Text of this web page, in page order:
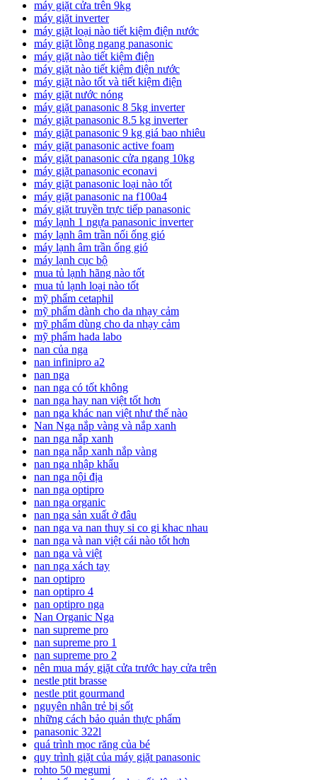
máy giặt cửa trên 9kg
máy giặt inverter
máy giặt loại nào tiết kiệm điện nước
máy giặt lồng ngang panasonic
máy giặt nào tiết kiệm điện
máy giặt nào tiết kiệm điện nước
máy giặt nào tốt và tiết kiệm điện
máy giặt nước nóng
máy giặt panasonic 8 5kg inverter
máy giặt panasonic 8.5 kg inverter
máy giặt panasonic 9 kg giá bao nhiêu
máy giặt panasonic active foam
máy giặt panasonic cửa ngang 10kg
máy giặt panasonic econavi
máy giặt panasonic loại nào tốt
máy giặt panasonic na f100a4
máy giặt truyền trực tiếp panasonic
máy lạnh 1 ngựa panasonic inverter
máy lạnh âm trần nối ống gió
máy lạnh âm trần ống gió
máy lạnh cục bộ
mua tủ lạnh hãng nào tốt
mua tủ lạnh loại nào tốt
mỹ phẩm cetaphil
mỹ phẩm dành cho da nhạy cảm
mỹ phẩm dùng cho da nhạy cảm
mỹ phẩm hada labo
nan của nga
nan infinipro a2
nan nga
nan nga có tốt không
nan nga hay nan việt tốt hơn
nan nga khác nan việt như thế nào
Nan Nga nắp vàng và nắp xanh
nan nga nắp xanh
nan nga nắp xanh nắp vàng
nan nga nhập khẩu
nan nga nội địa
nan nga optipro
nan nga organic
nan nga sản xuất ở đâu
nan nga va nan thuy si co gi khac nhau
nan nga và nan việt cái nào tốt hơn
nan nga và việt
nan nga xách tay
nan optipro
nan optipro 4
nan optipro nga
Nan Organic Nga
nan supreme pro
nan supreme pro 1
nan supreme pro 2
nên mua máy giặt cửa trước hay cửa trên
nestle ptit brasse
nestle ptit gourmand
nguyên nhân trẻ bị sốt
những cách bảo quản thực phẩm
panasonic 322l
quá trình mọc răng của bé
quy trình giặt của máy giặt panasonic
rohto 50 megumi